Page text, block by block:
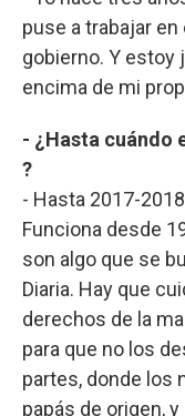
puse a trabajar
gobierno. Y estoy
encima de mi
- ¿Hasta cuándo
?
- Hasta 2017-
Funciona desde
son algo que se
Diaria. Hay que
derechos de la
para que no los
partes, donde los
papás de origen,